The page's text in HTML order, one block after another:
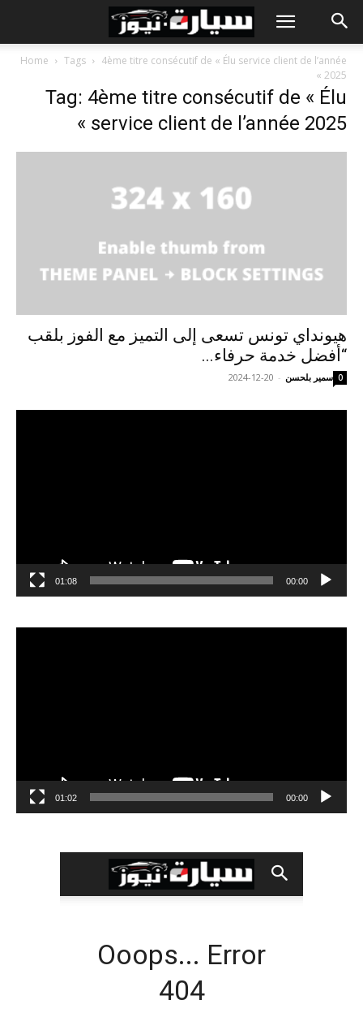
Home Tags
4ème titre consécutif de « Élu service client de l’année
2025 »
Tag: 4ème titre consécutif de « Élu
service client de l’année 2025 »
هيونداي تونس تسعى إلى التميز مع الفوز بلقب
“أفضل خدمة حرفاء...
سمير بلحسن -
2024-12-20 0
00:00
01:08
00:00
01:02